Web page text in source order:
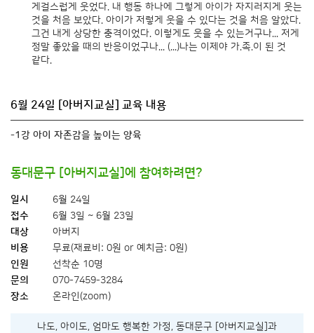
게걸스럽게 웃었다. 내 행동 하나에 그렇게 아이가 자지러지게 웃는
것을 처음 보았다. 아이가 저렇게 웃을 수 있다는 것을 처음 알았다.
그건 내게 상당한 충격이었다. 이렇게도 웃을 수 있는거구나... 저게
정말 좋았을 때의 반응이었구나... (...)나는 이제야 가.족.이 된 것
같다.
6월 24일 [아버지교실] 교육 내용
-1강 아이 자존감을 높이는 양육
동대문구 [아버지교실]에 참여하려면?
일시
6월 24일
접수
6월 3일 ~ 6월 23일
대상
아버지
비용
무료(재료비: 0원 or 예치금: 0원)
인원
선착순 10명
문의
070-7459-3284
장소
온라인(zoom)
나도, 아이도, 엄마도 행복한 가정, 동대문구 [아버지교실]과